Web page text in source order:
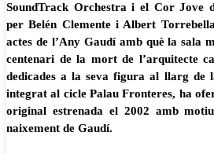
SoundTrack Orchestra i el Cor Jove
per Belén Clemente i Albert
actes de l’Any Gaudí amb què la sala
centenari de la mort de l’arquitecte
dedicades a la seva figura al llarg de
integrat al cicle Palau Fronteres, ha
original estrenada el 2002 amb
naixement de Gaudí.